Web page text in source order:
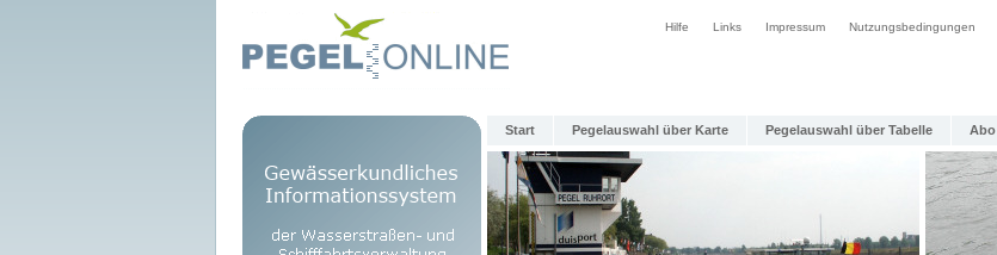
Hilfe Links Impressum Nutzungsbedingungen
Start Pegelauswahl über Karte Pegelauswahl über Tabelle Abo